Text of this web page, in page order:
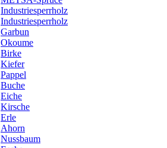
Industriesperrholz
Industriesperrholz
Garbun
Okoume
Birke
Kiefer
Pappel
Buche
Eiche
Kirsche
Erle
Ahorn
Nussbaum